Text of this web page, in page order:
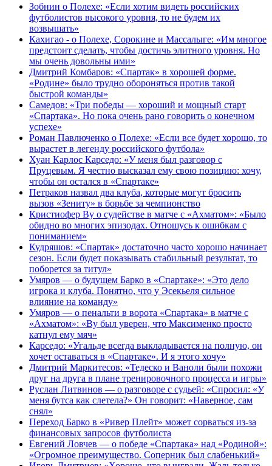
Зобнин о Полехе: «Если хотим видеть российских
футболистов высокого уровня, то не будем их
возвышать»
Кахигао - о Полехе, Сорокине и Массалыге: «Им многое
предстоит сделать, чтобы достичь элитного уровня. Но
мы очень довольны ими»
Дмитрий Комбаров: «Спартак» в хорошей форме.
«Родине» было трудно обороняться против такой
быстрой команды»
Самедов: «Три победы — хороший и мощный старт
«Спартака». Но пока очень рано говорить о конечном
успехе»
Роман Павлюченко о Полехе: «Если все будет хорошо, то
вырастет в легенду российского футбола»
Хуан Карлос Карседо: «У меня был разговор с
Пруцевым. Я честно высказал ему свою позицию: хочу,
чтобы он остался в «Спартаке»
Петраков назвал два клуба, которые могут бросить
вызов «Зениту» в борьбе за чемпионство
Кристиофер Ву о судействе в матче с «Ахматом»: «Было
обидно во многих эпизодах. Отношусь к ошибкам с
пониманием»
Кудряшов: «Спартак» достаточно часто хорошо начинает
сезон. Если будет показывать стабильный результат, то
поборется за титул»
Умяров — о будущем Барко в «Спартаке»: «Это дело
игрока и клуба. Понятно, что у Эсекьеля сильное
влияние на команду»
Умяров — о пенальти в ворота «Спартака» в матче с
«Ахматом»: «Ву был уверен, что Максименко просто
катнул ему мяч»
Карседо: «Угальде всегда выкладывается на полную, он
хочет оставаться в «Спартаке». И я этого хочу»
Дмитрий Маркитесов: «Тедеско и Ваноли были похожи
друг на друга в плане тренировочного процесса и игры»
Руслан Литвинов — о разговоре с судьей: «Спросил: «У
меня бутса как слетела?» Он говорит: «Наверное, сам
снял»
Переход Барко в «Ривер Плейт» может сорваться из‑за
финансовых запросов футболиста
Евгений Ловчев — о победе «Спартака» над «Родиной»:
«Огромное преимущество. Соперник был слабенький»